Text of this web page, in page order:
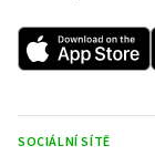
SOCIÁLNÍ SÍTĚ